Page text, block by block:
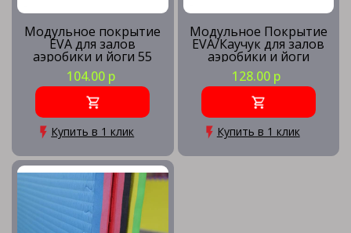
Модульное покрытие
EVA для залов
аэробики и йоги 55
Шор 1х1х0,01
104.00 р
Купить в 1 клик
Модульное Покрытие
EVA/Каучук для залов
аэробики и йоги
75шор 1х1х0,01
128.00 р
Купить в 1 клик